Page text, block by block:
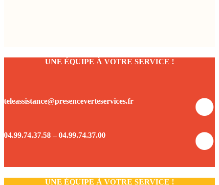
UNE ÉQUIPE À VOTRE SERVICE !
teleassistance@presenceverteservices.fr
04.99.74.37.58 – 04.99.74.37.00
UNE ÉQUIPE À VOTRE SERVICE !